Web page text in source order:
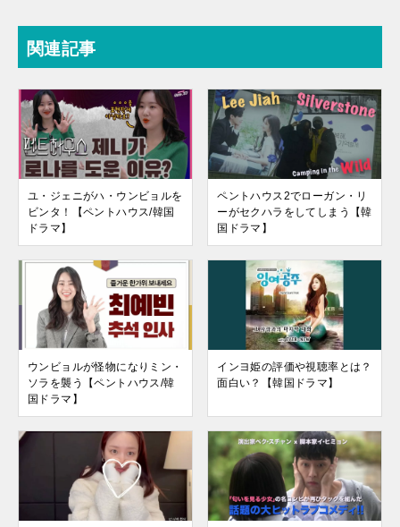
関連記事
ユ・ジェニがハ・ウンビョルを
ビンタ！【ペントハウス/韓国
ドラマ】
ペントハウス2でローガン・リ
ーがセクハラをしてしまう【韓
国ドラマ】
ウンビョルが怪物になりミン・
ソラを襲う【ペントハウス/韓
国ドラマ】
インヨ姫の評価や視聴率とは？
面白い？【韓国ドラマ】